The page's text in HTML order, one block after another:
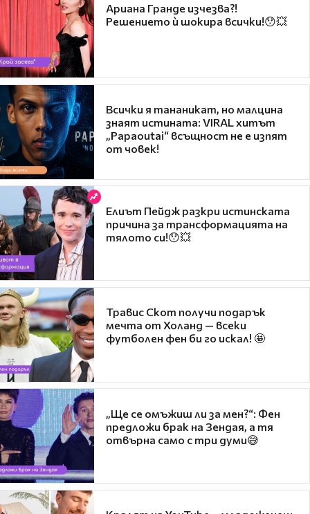
Ариана Гранде изчезва?!
Решението ѝ шокира всички!😯💥
Всички я тананикат, но малцина
знаят истината: VIRAL хитът
„Papaoutai“ всъщност не е изпят
от човек!
Елиът Пейдж разкри истинската
причина за трансформацията на
тялото си!😯💥
Травис Скот получи подарък
мечта от Холанд — всеки
футболен фен би го искал! 🤩
„Ще се омъжиш ли за мен?“: Фен
предложи брак на Зендая, а тя
отвърна само с три думи😅